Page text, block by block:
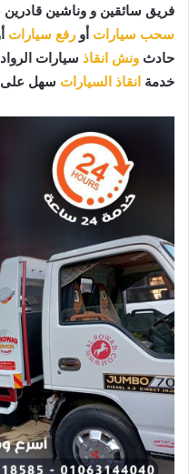
فريق سائقين و وناشين
سحب سيارات أو رفع سيارات
حادث ونش انقاذ سيارات
خدمة انقاذ السيارات سهل على